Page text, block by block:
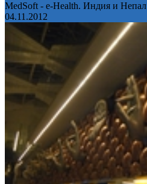
MedSoft - e-Health. Индия и Непал
04.11.2012